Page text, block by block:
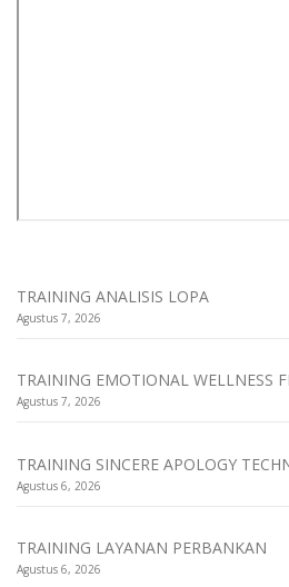
TRAINING ANALISIS LOPA
Agustus 7, 2026
TRAINING EMOTIONAL WELLNESS
Agustus 7, 2026
TRAINING SINCERE APOLOGY
Agustus 6, 2026
TRAINING LAYANAN PERBANKAN
Agustus 6, 2026